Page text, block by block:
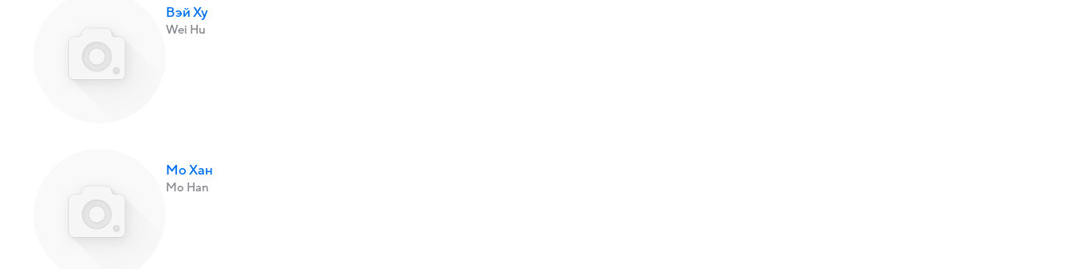
Вэй Ху
Wei Hu
Мо Хан
Mo Han